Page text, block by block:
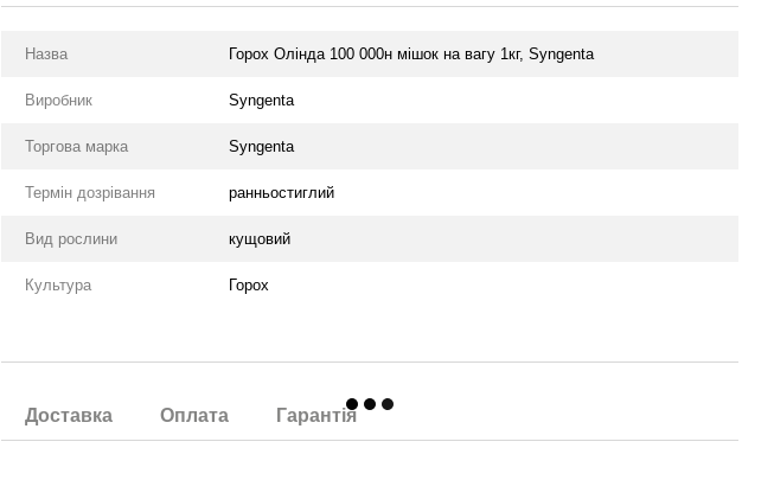
Назва Горох Олінда 100 000н мішок на вагу 1кг, Syngenta
Виробник Syngenta
Торгова марка Syngenta
Термін дозрівання ранньостиглий
Вид рослини кущовий
Культура Горох
Доставка Оплата Гарантія